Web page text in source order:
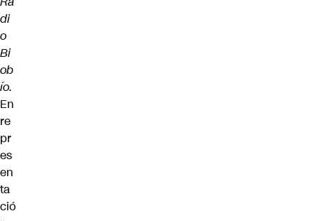
di
o
Bi
ob
ío.
En
re
pr
es
en
ta
ció